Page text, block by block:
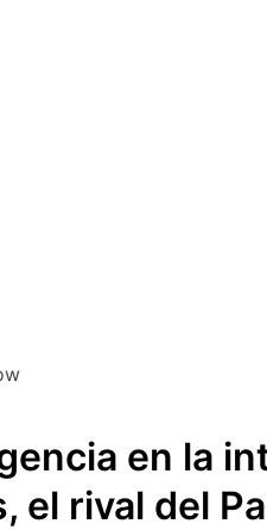
en la
el rival del